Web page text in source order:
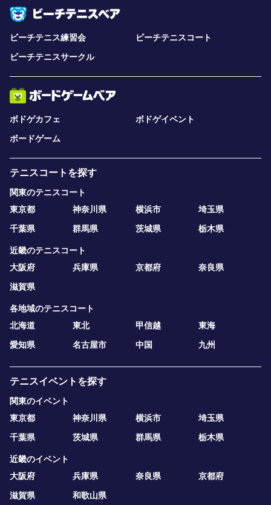
ビーチテニス練習会
ビーチテニスコート
ビーチテニスサークル
ボドゲカフェ
ボドゲイベント
ボードゲーム
テニスコートを探す
関東のテニスコート
東京都
神奈川県 横浜市
埼玉県
千葉県
群馬県 茨城県 栃木県
近畿のテニスコート
大阪府
兵庫県 京都府
奈良県
滋賀県
各地域のテニスコート
北海道
東北 甲信越
東海
愛知県
名古屋市 中国 九州
テニスイベントを探す
関東のイベント
東京都
神奈川県 横浜市
埼玉県
千葉県
茨城県 群馬県 栃木県
近畿のイベント
大阪府
兵庫県 奈良県
京都府
滋賀県
和歌山県